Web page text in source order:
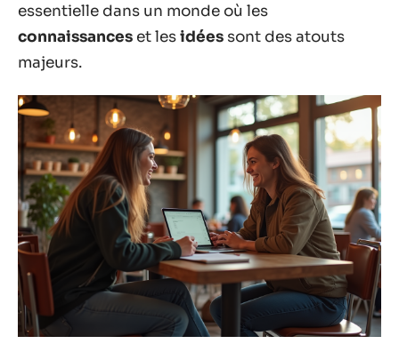
essentielle dans un monde où les
connaissances et lesidées sont des atouts
majeurs.